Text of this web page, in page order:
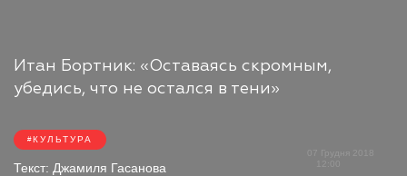
Итан Бортник: «Оставаясь скромным,
убедись, что не остался в тени»
КУЛЬТУРА
Текст: Джамиля Гасанова
07 Грудня 2018